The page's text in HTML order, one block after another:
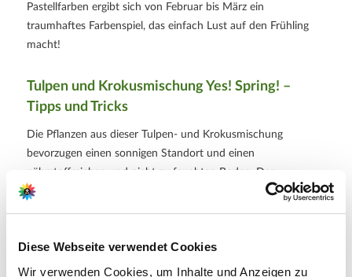
Diese Webseite verwendet Cookies
Wir verwenden Cookies, um Inhalte und Anzeigen zu
Pastellfarben ergibt sich von Februar bis März ein
traumhaftes Farbenspiel, das einfach Lust auf den Frühling
macht!
Tulpen und Krokusmischung Yes! Spring! –
Tipps und Tricks
Die Pflanzen aus dieser Tulpen- und Krokusmischung
bevorzugen einen sonnigen Standort und einen
nährstoffreichen und nicht zu feuchten Boden. Der
Wasserbedarf ist niedrig bis mittel und Staunässe sollte
Blumen ausreichend entfalten können und mit genügend
Sonnenlicht versorgt werden. Fühlen sich die Pflanzen wohl,